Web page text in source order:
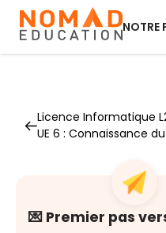
NOTRE
Licence Informatique
UE 6 : Connaissance
💌 Premier pas